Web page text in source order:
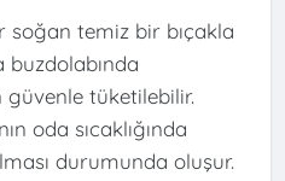
soğan temiz bir bıçakla
buzdolabında
güvenle tüketilebilir.
oda sıcaklığında
durumunda oluşur.